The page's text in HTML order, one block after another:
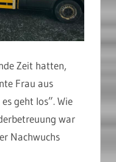
Zeit hatten,
Frau aus
geht los”. Wie
war
Nachwuchs